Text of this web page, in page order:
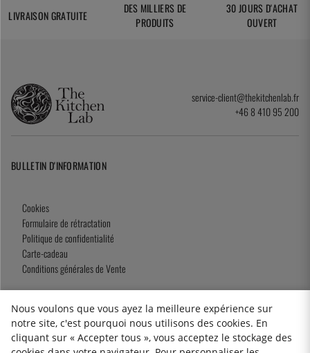
LIVRAISON GRATUITE
DES MILLIERS DE
PRODUITS
30 JOURS D'ACHAT
OUVERT
service-client@thekitchenlab.fr
+46 8 410 95 200
BULLETIN D'INFORMATION
Cookies
Formulaire de rétractation
Politique de confidentialité
Carte-cadeau
Conditions générales de Vente
2026 KitchenLab AB
Nous voulons que vous ayez la meilleure expérience sur
notre site, c'est pourquoi nous utilisons des cookies. En
cliquant sur « Accepter tous », vous acceptez le stockage des